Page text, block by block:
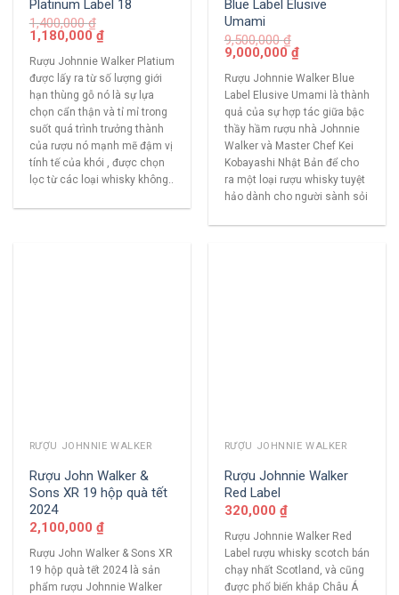
Platinum Label 18
1,400,000₫
1,180,000₫
Rượu Johnnie Walker Platium
được lấy ra từ số lượng giới
hạn thùng gỗ nó là sự lựa
chọn cẩn thận và tỉ mỉ trong
suốt quá trình trưởng thành
của rượu nó mạnh mẽ đậm vị
tính tế của khói , được chọn
lọc từ các loại whisky không..
Blue Label Elusive
Umami
9,500,000₫
9,000,000₫
Rượu Johnnie Walker Blue
Label Elusive Umami là thành
quả của sự hợp tác giữa bậc
thầy hầm rượu nhà Johnnie
Walker và Master Chef Kei
Kobayashi Nhật Bản để cho
ra một loại rượu whisky tuyệt
hảo dành cho người sành sỏi
RƯỢU JOHNNIE WALKER
Rượu John Walker &
Sons XR 19 hộp quà tết
2024
2,100,000 ₫
Rượu John Walker & Sons XR
19 hộp quà tết 2024 là sản
phẩm rượu Johnnie Walker
RƯỢU JOHNNIE WALKER
Rượu Johnnie Walker
Red Label
320,000 ₫
Rượu Johnnie Walker Red
Label rượu whisky scotch bán
chạy nhất Scotland, và cũng
được phổ biến khắp Châu Á